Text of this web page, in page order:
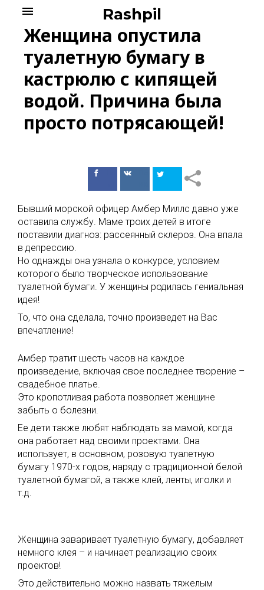
content
Rashpil
menu
Женщина опустила
туалетную бумагу в
кастрюлю с кипящей
водой. Причина была
просто потрясающей!
ПоделитьсяПоделиться
Бывший морской офицер Амбер Миллс давно уже
оставила службу. Маме троих детей в итоге
поставили диагноз: рассеянный склероз. Она впала
в депрессию.
Но однажды она узнала о конкурсе, условием
которого было творческое использование
туалетной бумаги. У женщины родилась гениальная
идея!
То, что она сделала, точно произведет на Вас
впечатление!
Амбер тратит шесть часов на каждое
произведение, включая свое последнее творение –
свадебное платье.
Это кропотливая работа позволяет женщине
забыть о болезни.
Ее дети также любят наблюдать за мамой, когда
она работает над своими проектами. Она
использует, в основном, розовую туалетную
бумагу 1970-х годов, наряду с традиционной белой
туалетной бумагой, а также клей, ленты, иголки и
т.д.
Женщина заваривает туалетную бумагу, добавляет
немного клея – и начинает реализацию своих
проектов!
Это действительно можно назвать тяжелым